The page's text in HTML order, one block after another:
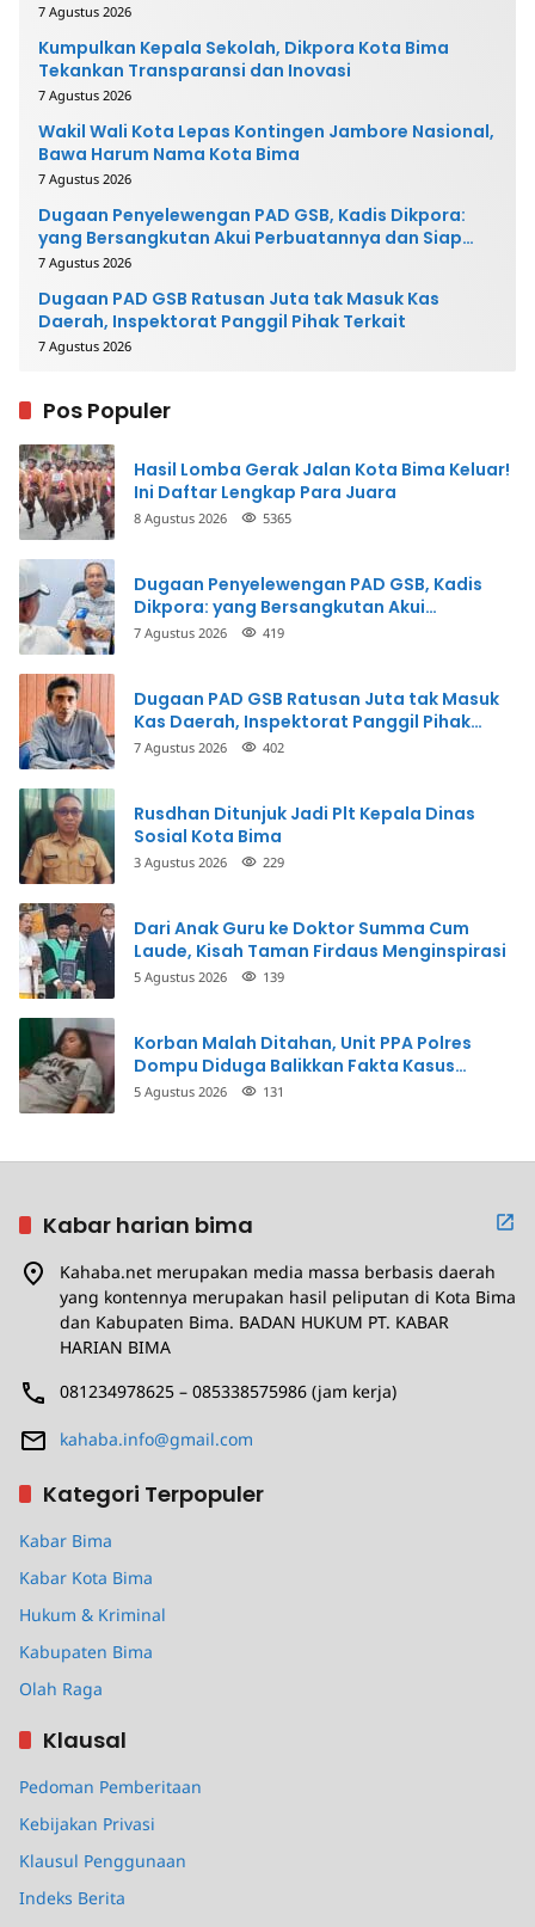
7 Agustus 2026
Kumpulkan Kepala Sekolah, Dikpora Kota Bima
Tekankan Transparansi dan Inovasi
7 Agustus 2026
Wakil Wali Kota Lepas Kontingen Jambore Nasional,
Bawa Harum Nama Kota Bima
7 Agustus 2026
Dugaan Penyelewengan PAD GSB, Kadis Dikpora:
yang Bersangkutan Akui Perbuatannya dan Siap
Mengembalikan Uang
7 Agustus 2026
Dugaan PAD GSB Ratusan Juta tak Masuk Kas
Daerah, Inspektorat Panggil Pihak Terkait
7 Agustus 2026
Pos Populer
Hasil Lomba Gerak Jalan Kota Bima Keluar!
Ini Daftar Lengkap Para Juara
8 Agustus 2026 5365
Dugaan Penyelewengan PAD GSB, Kadis
Dikpora: yang Bersangkutan Akui
Perbuatannya dan Siap Mengembalikan
7 Agustus 2026 419
Dugaan PAD GSB Ratusan Juta tak Masuk
Kas Daerah, Inspektorat Panggil Pihak
Terkait
7 Agustus 2026 402
Rusdhan Ditunjuk Jadi Plt Kepala Dinas
Sosial Kota Bima
3 Agustus 2026 229
Dari Anak Guru ke Doktor Summa Cum
Laude, Kisah Taman Firdaus Menginspirasi
5 Agustus 2026 139
Korban Malah Ditahan, Unit PPA Polres
Dompu Diduga Balikkan Fakta Kasus
Penganiayaan
5 Agustus 2026 131
Kabar harian bima
Kahaba.net merupakan media massa berbasis daerah
yang kontennya merupakan hasil peliputan di Kota Bima
dan Kabupaten Bima. BADAN HUKUM PT. KABAR
HARIAN BIMA
081234978625 – 085338575986 (jam kerja)
kahaba.info@gmail.com
Kategori Terpopuler
Kabar Bima
Kabar Kota Bima
Hukum & Kriminal
Kabupaten Bima
Olah Raga
Klausal
Pedoman Pemberitaan
Kebijakan Privasi
Klausul Penggunaan
Indeks Berita